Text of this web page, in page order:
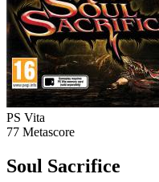
PS Vita
77 Metascore
Soul Sacrifice